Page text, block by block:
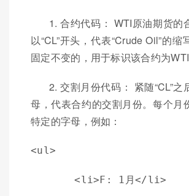
1. 合约代码： WTI原油期货的
以“CL”开头，代表“Crude Oil”的缩
固定不变的，用于标识该合约为WTI
2. 交割月份代码： 紧随“CL”之
母，代表合约的交割月份。每个月
特定的字母，例如：
<ul>
    <li>F: 1月</li>